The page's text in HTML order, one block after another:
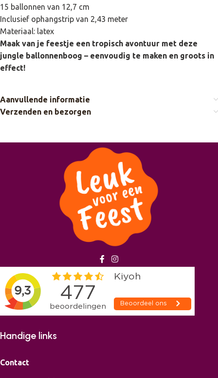
15 ballonnen van 12,7 cm
Inclusief ophangstrip van 2,43 meter
Materiaal: latex
Maak van je feestje een tropisch avontuur met deze
jungle ballonnenboog – eenvoudig te maken en groots in
effect!
Aanvullende informatie
Verzenden en bezorgen
Handige links
Contact